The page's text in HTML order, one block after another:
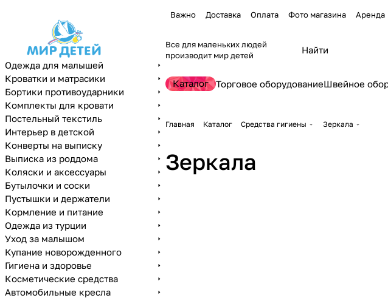
Важно Доставка Оплата Фото магазина Аренда
Все для маленьких людей
производит мир детей
Каталог Торговое оборудованиеШвейное
Главная Каталог Средства гигиены Зеркала
Зеркала
Одежда для малышей
Кроватки и матрасики
Бортики противоударники
Комплекты для кровати
Постельный текстиль
Интерьер в детской
Конверты на выписку
Выписка из роддома
Коляски и аксессуары
Бутылочки и соски
Пустышки и держатели
Кормление и питание
Одежда из турции
Уход за малышом
Купание новорожденного
Гигиена и здоровье
Косметические средства
Автомобильные кресла